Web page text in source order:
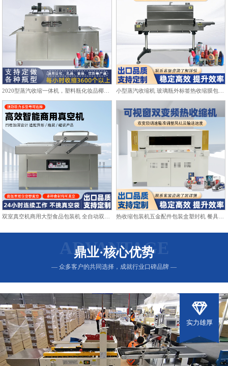
ADVANTAGE
鼎业·核心优势
— 众多客户的共同选择，成就行业口碑品牌 —
实力雄厚